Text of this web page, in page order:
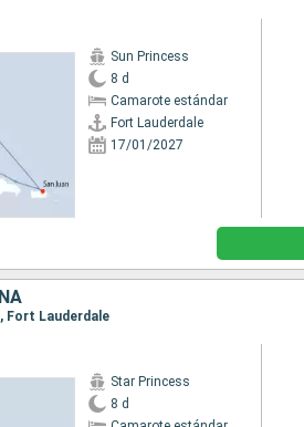
Sun Princess
8 d
Camarote estándar
Fort Lauderdale
17/01/2027
Fort Lauderdale
Star Princess
8 d